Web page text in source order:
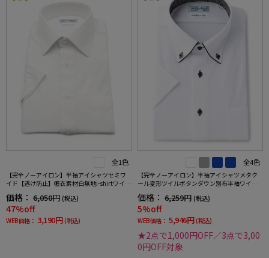
全1色
【完全ノーアイロン】半袖アイシャツセミワ
イド【透け防止】帳衣素材白無地i-shirtワイシ
価格： 6,050円 (税込)
47%off
WEB価格： 3,190円 (税込)
全4色
【完全ノーアイロン】半袖アイシャツメタク
ール変形ツイルボタンダウン別布半袖ワイシ
夏
価格： 6,259円 (税込)
5%off
WEB価格： 5,946円 (税込)
★2点で1,000円OFF／3点で3,00
0円OFF対象